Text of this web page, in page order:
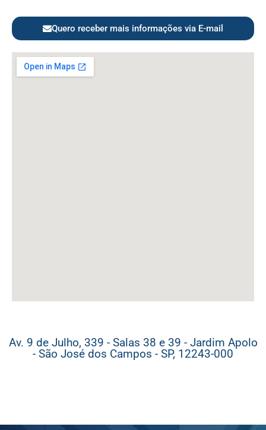
Quero receber mais informações via E-mail
Av. 9 de Julho, 339 - Salas 38 e 39 - Jardim Apolo
- São José dos Campos - SP, 12243-000